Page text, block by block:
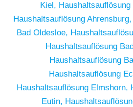
Kiel,
Haushaltsauflösung Ahrensburg,
Bad Oldesloe,
Haushaltsauflösung
Haushaltsauflösung
Haushaltsauflösung
Haushaltsauflösung Elmshorn,
Eutin,